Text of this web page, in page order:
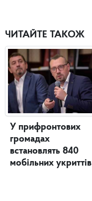
ЧИТАЙТЕ ТАКОЖ
У прифронтових
громадах
встановлять 840
мобільних укриттів